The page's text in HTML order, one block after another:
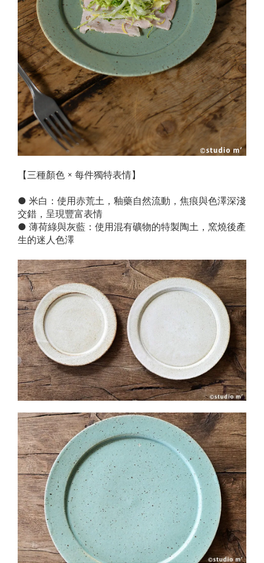
【三種顏色 × 每件獨特表情】
● 米白：使用赤荒土，釉藥自然流動，焦痕與色澤深淺
交錯，呈現豐富表情
● 薄荷綠與灰藍：使用混有礦物的特製陶土，窯燒後產
生的迷人色澤